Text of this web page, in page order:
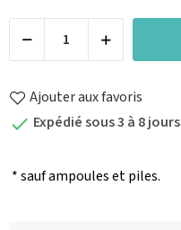
Ajouter aux favoris
 Expédié sous 3 à 8 jours
* sauf ampoules et piles.